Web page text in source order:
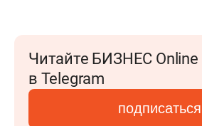
Читайте БИЗНЕС Online
в Telegram
подписаться